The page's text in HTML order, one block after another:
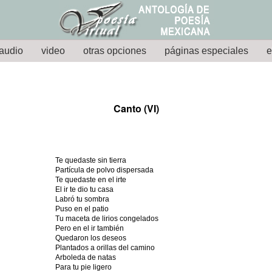
video otras opciones páginas especiales
Canto (VI)
Te quedaste sin tierra
Partícula de polvo dispersada
Te quedaste en el irte
El ir te dio tu casa
Labró tu sombra
Puso en el patio
Tu maceta de lirios congelados
Pero en el ir también
Quedaron los deseos
Plantados a orillas del camino
Arboleda de natas
Para tu pie ligero